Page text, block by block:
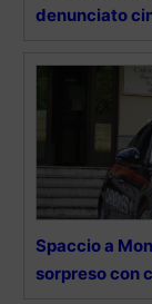
denunciato
Spaccio a
sorpreso con